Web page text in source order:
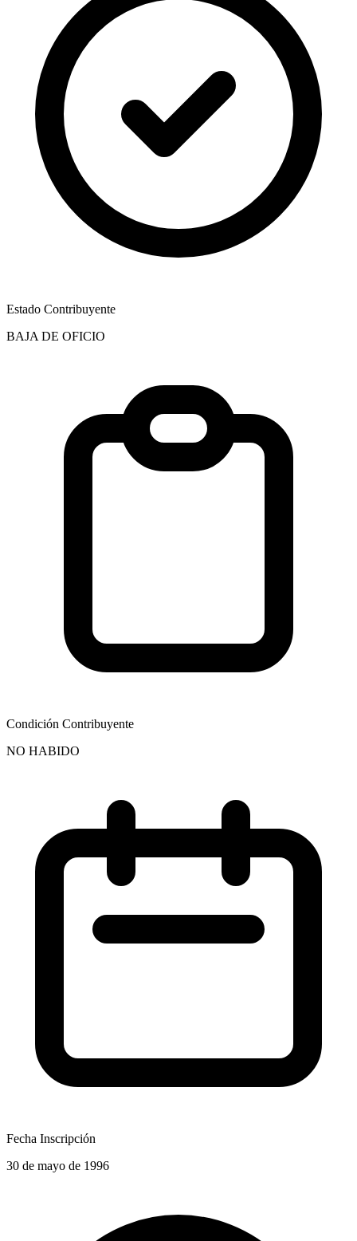
Estado Contribuyente
BAJA DE OFICIO
Condición Contribuyente
NO HABIDO
Fecha Inscripción
30 de mayo de 1996